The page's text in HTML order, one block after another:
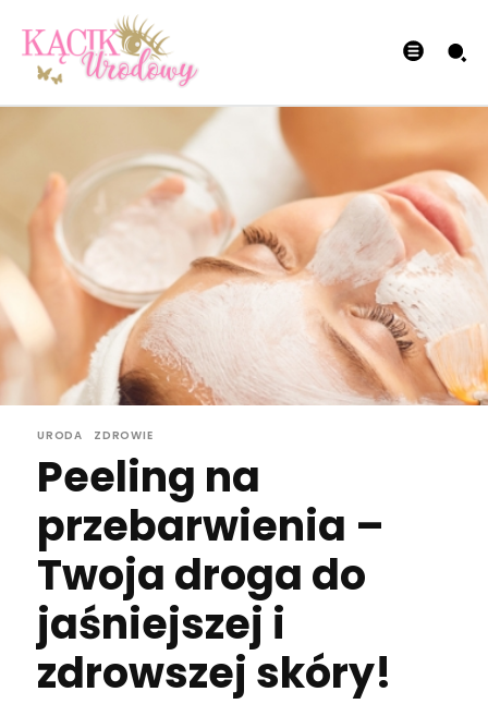
URODA ZDROWIE
Peeling na
przebarwienia –
Twoja droga do
jaśniejszej i
zdrowszej skóry!